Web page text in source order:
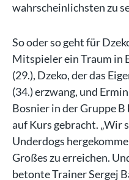
wahrscheinlichsten zu
So oder so geht für
Mitspieler ein Traum in
(29.), Dzeko, der das
(34.) erzwang, und
Bosnier in der Gruppe B
auf Kurs gebracht. „Wir
Underdogs
Großes zu erreichen.
betonte Trainer Sergej